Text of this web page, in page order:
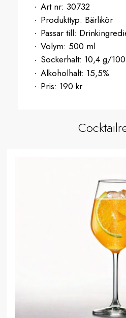
Art nr: 30732
Produkttyp: Bärlikör
Passar till:
Volym: 500 ml
Sockerhalt: 10,4 g/
Alkoholhalt: 15,5%
Pris: 190 kr